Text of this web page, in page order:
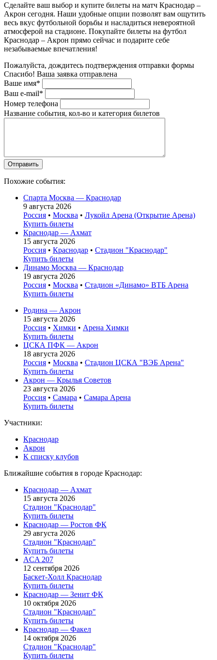
Сделайте ваш выбор и купите билеты на матч Краснодар –
Акрон сегодня. Наши удобные опции позволят вам ощутить
весь вкус футбольной борьбы и насладиться невероятной
атмосферой на стадионе. Покупайте билеты на футбол
Краснодар – Акрон прямо сейчас и подарите себе
незабываемые впечатления!
Пожалуйста, дождитесь подтверждения отправки формы
Спасибо! Ваша заявка отправлена
Ваше имя*
Ваш e-mail*
Номер телефона
Название события, кол-во и категория билетов
Похожие события:
Спарта Москва — Краснодар
9 августа 2026
Россия • Москва • Лукойл Арена (Открытие Арена)
Купить билеты
Краснодар — Ахмат
15 августа 2026
Россия • Краснодар • Стадион "Краснодар"
Купить билеты
Динамо Москва — Краснодар
19 августа 2026
Россия • Москва • Стадион «Динамо» ВТБ Арена
Купить билеты
Родина — Акрон
15 августа 2026
Россия • Химки • Арена Химки
Купить билеты
ЦСКА ПФК — Акрон
18 августа 2026
Россия • Москва • Стадион ЦСКА "ВЭБ Арена"
Купить билеты
Акрон — Крылья Советов
23 августа 2026
Россия • Самара • Самара Арена
Купить билеты
Участники:
Краснодар
Акрон
К списку клубов
Ближайшие события в городе Краснодар:
Краснодар — Ахмат
15 августа 2026
Стадион "Краснодар"
Купить билеты
Краснодар — Ростов ФК
29 августа 2026
Стадион "Краснодар"
Купить билеты
ACA 207
12 сентября 2026
Баскет-Холл Краснодар
Купить билеты
Краснодар — Зенит ФК
10 октября 2026
Стадион "Краснодар"
Купить билеты
Краснодар — Факел
14 октября 2026
Стадион "Краснодар"
Купить билеты